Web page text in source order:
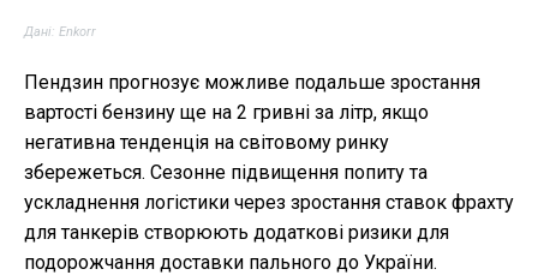
Дані: Enkorr
Пендзин прогнозує можливе подальше зростання
вартості бензину ще на 2 гривні за літр, якщо
негативна тенденція на світовому ринку
збережеться. Сезонне підвищення попиту та
ускладнення логістики через зростання ставок фрахту
для танкерів створюють додаткові ризики для
подорожчання доставки пального до України.